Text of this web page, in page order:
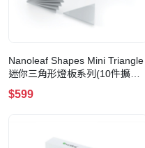
Nanoleaf Shapes Mini Triangle
迷你三角形燈板系列(10件擴展
裝)
$599